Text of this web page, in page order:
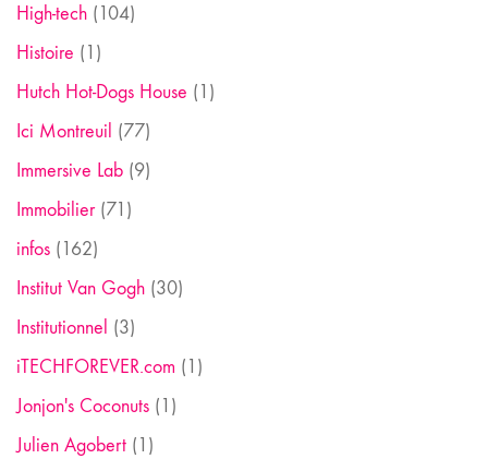
High-tech (104)
Histoire (1)
Hutch Hot-Dogs House (1)
Ici Montreuil (77)
Immersive Lab (9)
Immobilier(71)
infos (162)
Institut Van Gogh (30)
Institutionnel (3)
iTECHFOREVER.com (1)
Jonjon's Coconuts (1)
Julien Agobert (1)